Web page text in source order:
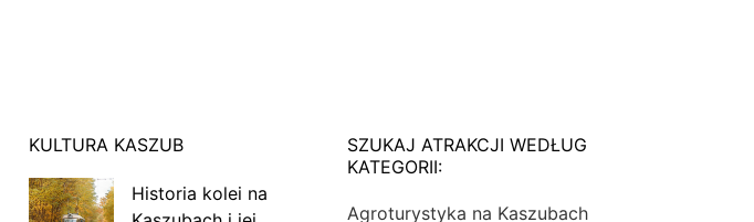
KULTURA KASZUB
Historia kolei na
SZUKAJ ATRAKCJI WEDŁUG
KATEGORII:
Agroturystyka na Kaszubach